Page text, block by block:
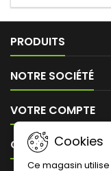
PRODUITS
NOTRE SOCIÉTÉ
VOTRE COMPTE
CONTACTCookies
Ce magasin